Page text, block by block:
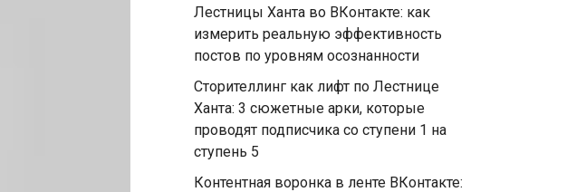
Лестницы Ханта во ВКонтакте: как
измерить реальную эффективность
постов по уровням осознанности
Сторителлинг как лифт по Лестнице
Ханта: 3 сюжетные арки, которые
проводят подписчика со ступени 1 на
ступень 5
Контентная воронка в ленте ВКонтакте: